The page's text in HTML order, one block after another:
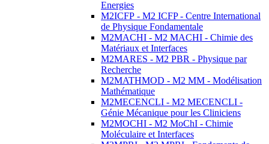
Energies
M2ICFP - M2 ICFP - Centre International
de Physique Fondamentale
M2MACHI - M2 MACHI - Chimie des
Matériaux et Interfaces
M2MARES - M2 PBR - Physique par
Recherche
M2MATHMOD - M2 MM - Modélisation
Mathématique
M2MECENCLI - M2 MECENCLI -
Génie Mécanique pour les Cliniciens
M2MOCHI - M2 MoChI - Chimie
Moléculaire et Interfaces